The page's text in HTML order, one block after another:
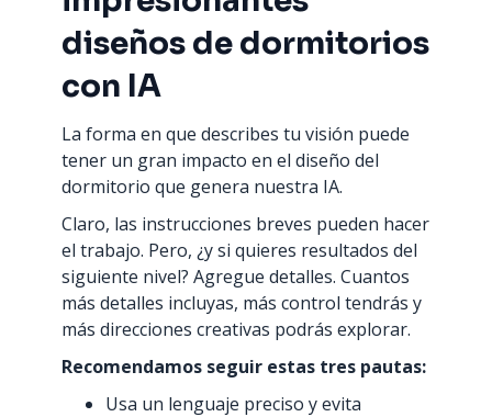
diseños de dormitorios
con IA
La forma en que describes tu visión puede
tener un gran impacto en el diseño del
dormitorio que genera nuestra IA.
Claro, las instrucciones breves pueden hacer
el trabajo. Pero, ¿y si quieres resultados del
siguiente nivel? Agregue detalles. Cuantos
más detalles incluyas, más control tendrás y
más direcciones creativas podrás explorar.
Recomendamos seguir estas tres pautas:
Usa un lenguaje preciso y evita